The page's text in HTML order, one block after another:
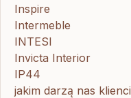
Inspire
Intermeble
INTESI
Invicta Interior
IP44
jakim darzą nas klienci